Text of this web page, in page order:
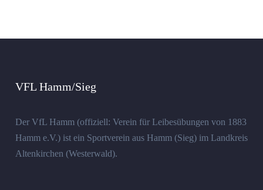
VFL Hamm/Sieg
Der VfL Hamm (offiziell: Verein für Leibesübungen von 1883
Hamm e.V.) ist ein Sportverein aus Hamm (Sieg) im Landkreis
Altenkirchen (Westerwald).